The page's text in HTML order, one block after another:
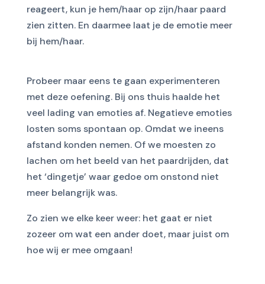
reageert, kun je hem/haar op zijn/haar paard
zien zitten. En daarmee laat je de emotie meer
bij hem/haar.
Probeer maar eens te gaan experimenteren
met deze oefening. Bij ons thuis haalde het
veel lading van emoties af. Negatieve emoties
losten soms spontaan op. Omdat we ineens
afstand konden nemen. Of we moesten zo
lachen om het beeld van het paardrijden, dat
het ‘dingetje’ waar gedoe om onstond niet
meer belangrijk was.
Zo zien we elke keer weer: het gaat er niet
zozeer om wat een ander doet, maar juist om
hoe wij er mee omgaan!